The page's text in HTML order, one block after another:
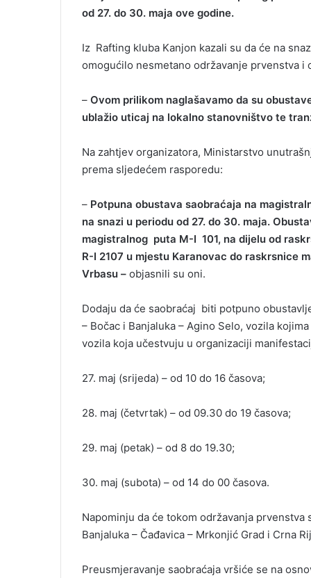
od 27. do 30. maja ove godine.
Iz Rafting kluba Kanjon kazali su da će na
omogućilo nesmetano održavanje prvenstva i
– Ovom prilikom naglašavamo da su
ublažio uticaj na lokalno stanovništvo te
Na zahtjev organizatora, Ministarstvo
prema sljedećem rasporedu:
– Potpuna obustava saobraćaja na
na snazi u periodu od 27. do 30. maja.
magistralnog puta M-I 101, na dijelu od
R-I 2107 u mjestu Karanovac do raskrsnice
Vrbasu – objasnili su oni.
Dodaju da će saobraćaj biti potpuno
– Bočac i Banjaluka – Agino Selo, vozila
vozila koja učestvuju u organizaciji
27. maj (srijeda) – od 10 do 16 časova;
28. maj (četvrtak) – od 09.30 do 19 časova;
29. maj (petak) – od 8 do 19.30;
30. maj (subota) – od 14 do 00 časova.
Napominju da će tokom održavanja
Banjaluka – Čađavica – Mrkonjić Grad i Crna
Preusmjeravanje saobraćaja vršiće se na